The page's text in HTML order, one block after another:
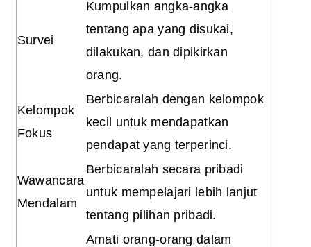
Survei
Kumpulkan angka-angka
tentang apa yang disukai,
dilakukan, dan dipikirkan
orang.
Kelompok
Fokus
Berbicaralah dengan kelompok
kecil untuk mendapatkan
pendapat yang terperinci.
Wawancara
Mendalam
Berbicaralah secara pribadi
untuk mempelajari lebih lanjut
tentang pilihan pribadi.
Amati orang-orang dalam